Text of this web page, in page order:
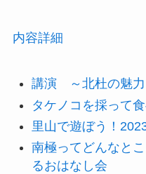
内容詳細
講演 ～北杜の魅
タケノコを採って食
里山で遊ぼう！
南極ってどんなと
るおはなし会